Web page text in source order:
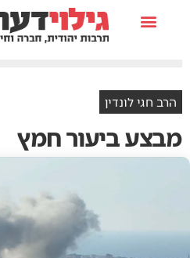
הרב חגי לונדין
מבצע ביעור חמץ